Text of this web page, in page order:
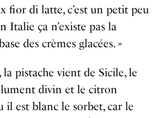
fior di latte, c’est un petit peu
Italie ça n’existe pas la
des crèmes glacées. »
pistache vient de Sicile, le
divin et le citron
il est blanc le sorbet, car le